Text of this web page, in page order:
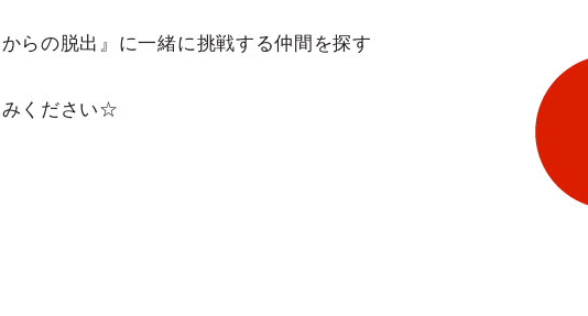
らの脱出』に一緒に挑戦する仲間を探す
みください☆